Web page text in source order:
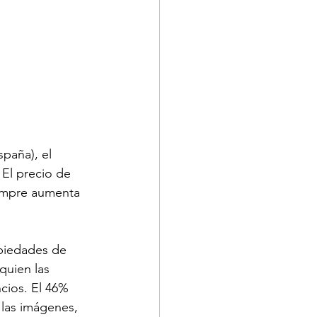
el
precio de
aumenta
de
las
El 46%
imágenes,